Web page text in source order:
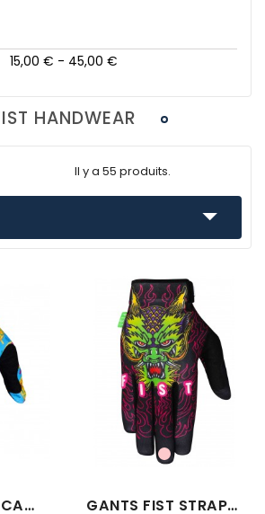
15,00 € - 45,00 €
HANDWEAR
Il y a 55 produits.

GANTS FIST LIL CAROLINE BUCHANAN
Rose
GANTS FIST STRAPPED FURY